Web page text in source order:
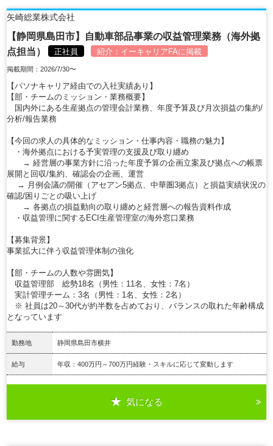
矢崎総業株式会社
【静岡県島田市】自動車部品事業の収益管理業務（海外拠
点担当）
正社員 紹介： イーキャリアFAに掲載
掲載期間：2026/7/30〜
【パソナキャリア経由での入社実績あり】
【部・チームのミッション・業務概要】
国内外にある生産拠点の管理会計業務、年度予算及び月次損益の集約/
分析/報告業務
【今回の求人の具体的なミッション・仕事内容・職務の魅力】
・海外拠点における予実管理の支援及び取り纏め
→ 経営層の事業方針に沿った年度予算の企画立案及び拠点への帳票
展開と回収/集約、確認会の企画、運営
→ 月例会議の開催（アセアン5拠点、中華圏3拠点）と損益実績状況の
確認/困りごとの吸い上げ
→ 各拠点の損益動向の取り纏めと経営層への報告資料作成
・収益管理に関するECI生産管理室の海外窓口業務
【募集背景】
事業拡大に伴う収益管理体制の強化
【部・チームの人数や雰囲気】
収益管理部 総勢18名（男性：11名、女性：7名）
実計管理チーム：3名（男性：1名、女性：2名）
※ 社員は20～30代が約半数を占めており、バランスの取れた年齢構成
となっています
勤務地 静岡県島田市横井
給与 年収：400万円～700万円経験・スキルに応じて変動します
気になる